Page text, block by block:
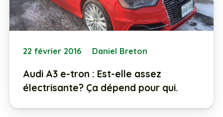
22 février 2016 Daniel Breton
Audi A3 e-tron : Est-elle assez
électrisante? Ça dépend pour qui.